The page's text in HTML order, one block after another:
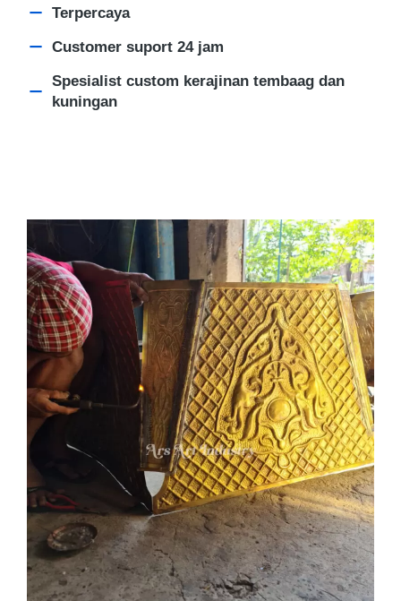
Terpercaya
Customer suport 24 jam
Spesialist custom kerajinan tembaag dan
kuningan